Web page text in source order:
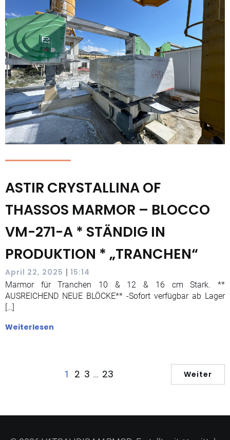
ASTIR CRYSTALLINA OF
THASSOS MARMOR – BLOCCO
VM-271-A * STÄNDIG IN
PRODUKTION * „TRANCHEN“
April 22, 2025 | 15:14
Marmor für Tranchen 10 & 12 & 16 cm Stark. **
AUSREICHEND NEUE BLÖCKE** -Sofort verfügbar ab Lager
[…]
Weiterlesen
1 2 3 … 23 Weiter